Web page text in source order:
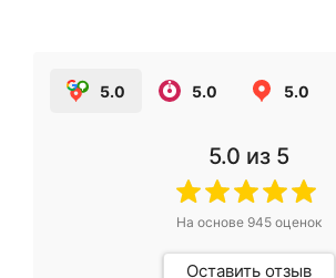
5.0 5.0 5.0
5.0 из 5
На основе 945оценок
Оставить отзыв